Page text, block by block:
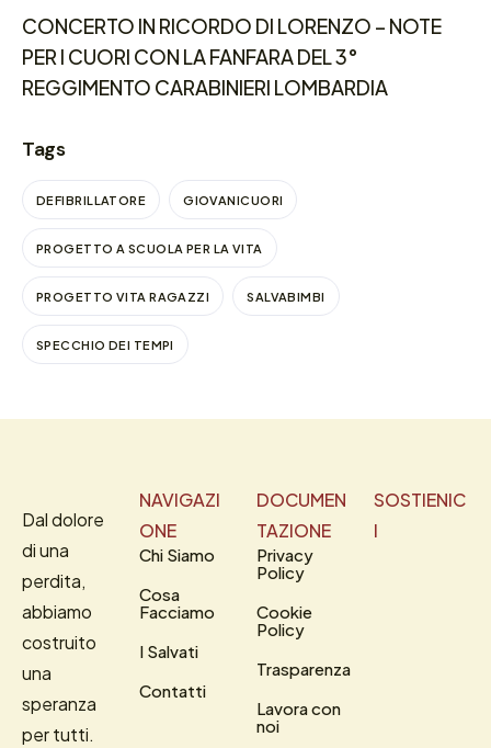
CONCERTO IN RICORDO DI LORENZO – NOTE
PER I CUORI CON LA FANFARA DEL 3°
REGGIMENTO CARABINIERI LOMBARDIA
Tags
DEFIBRILLATORE GIOVANICUORI
PROGETTO A SCUOLA PER LA VITA
PROGETTO VITA RAGAZZI SALVABIMBI
SPECCHIO DEI TEMPI
Dal dolore
di una
perdita,
abbiamo
costruito
una
speranza
per tutti.
NAVIGAZI
ONE
Chi Siamo
Cosa
Facciamo
I Salvati
Contatti
DOCUMEN
TAZIONE
Privacy
Policy
Cookie
Policy
Trasparenza
Lavora con
noi
SOSTIENIC
I